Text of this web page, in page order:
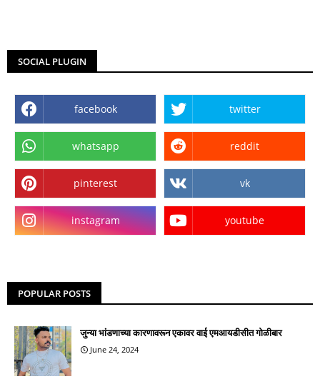
SOCIAL PLUGIN
facebook twitter
whatsapp reddit
pinterest vk
instagram youtube
POPULAR POSTS
जुन्या भांडणाच्या कारणावरून एकावर वाई एमआयडीसीत गोळीबार
June 24, 2024